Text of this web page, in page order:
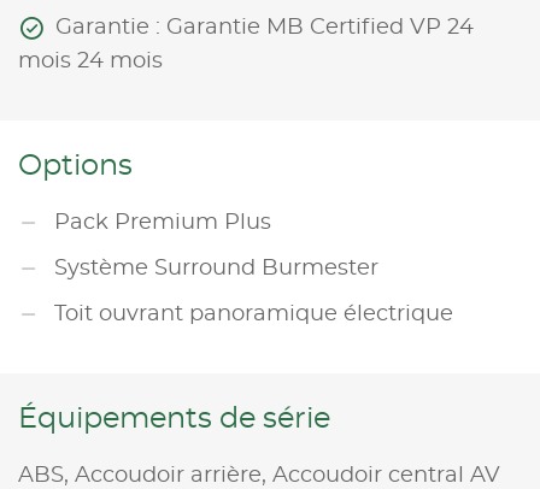
Garantie : Garantie MB Certified VP 24
mois 24 mois
Options
Pack Premium Plus
Système Surround Burmester
Toit ouvrant panoramique électrique
Équipements de série
ABS, Accoudoir arrière, Accoudoir central AV